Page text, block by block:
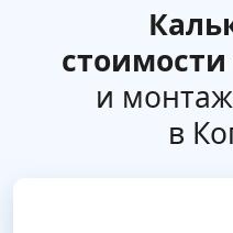
стоимости
и
в